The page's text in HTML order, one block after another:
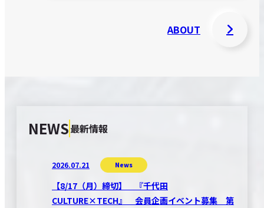
ABOUT
NEWS最新情報
2026.07.21 News
【8/17（月）締切】 『千代田
CULTURE×TECH』 会員企画イベント募集 第